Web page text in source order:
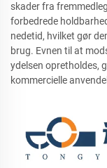
skader fra
forbedrede
nedetid, hvilket gør
brug. Evnen til at
ydelsen opretholdes,
kommercielle